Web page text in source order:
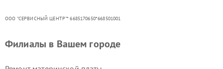
ООО "СЕРВИСНЫЙ ЦЕНТР"* 6685170650*668501001
Филиалы в Вашем городе